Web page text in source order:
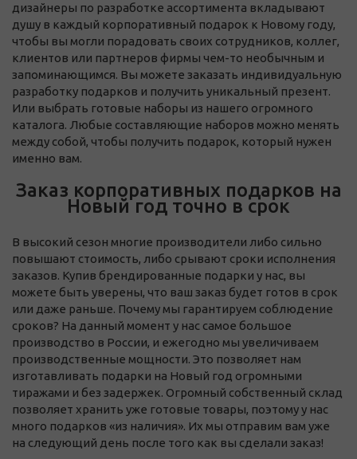
дизайнеры по разработке ассортимента вкладывают
душу в каждый корпоративный подарок к Новому году,
чтобы вы могли порадовать своих сотрудников, коллег,
клиентов или партнеров фирмы чем-то необычным и
запоминающимся. Вы можете заказать индивидуальную
разработку подарков и получить уникальный презент.
Или выбрать готовые наборы из нашего огромного
каталога. Любые составляющие наборов можно менять
между собой, чтобы получить подарок, который нужен
именно вам.
Заказ корпоративных подарков на
Новый год точно в срок
В высокий сезон многие производители либо сильно
повышают стоимость, либо срывают сроки исполнения
заказов. Купив брендированные подарки у нас, вы
можете быть уверены, что ваш заказ будет готов в срок
или даже раньше. Почему мы гарантируем соблюдение
сроков? На данный момент у нас самое большое
производство в России, и ежегодно мы увеличиваем
производственные мощности. Это позволяет нам
изготавливать подарки на Новый год огромными
тиражами и без задержек. Огромный собственный склад
позволяет хранить уже готовые товары, поэтому у нас
много подарков «из наличия». Их мы отправим вам уже
на следующий день после того как вы сделали заказ!